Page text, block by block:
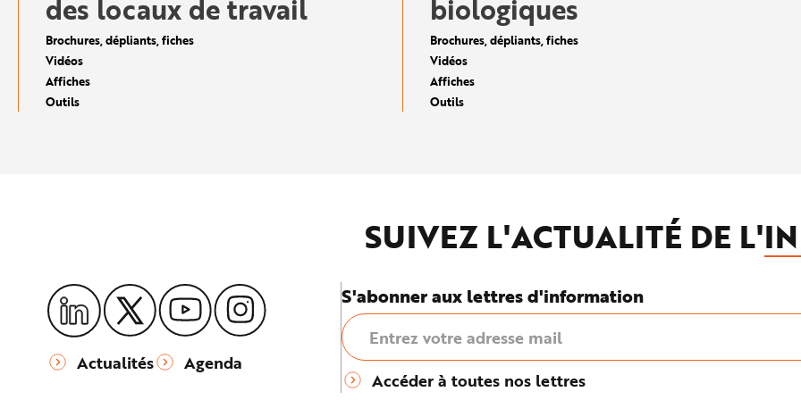
des locaux de travail
Brochures, dépliants, fiches
Vidéos
Affiches
Outils
biologiques
Brochures, dépliants, fiches
Vidéos
Affiches
Outils
SUIVEZ L'ACTUALITÉ DE L'
Actualités Agenda
S'abonner aux lettres d'information
Accéder à toutes nos lettres